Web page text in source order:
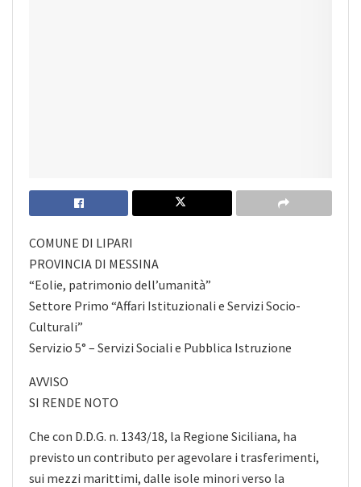
COMUNE DI LIPARI
PROVINCIA DI MESSINA
“Eolie, patrimonio dell’umanità”
Settore Primo “Affari Istituzionali e Servizi Socio-
Culturali”
Servizio 5° – Servizi Sociali e Pubblica Istruzione
AVVISO
SI RENDE NOTO
Che con D.D.G. n. 1343/18, la Regione Siciliana, ha
previsto un contributo per agevolare i trasferimenti,
sui mezzi marittimi, dalle isole minori verso la